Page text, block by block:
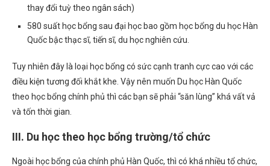
thay đổi tuỳ theo ngân sách)
580 suất học bổng sau đại học bao gồm học bổng du học Hàn
Quốc bậc thạc sĩ, tiến sĩ, du học nghiên cứu.
Tuy nhiên đây là loại học bổng có sức cạnh tranh cực cao với các
điều kiện tương đối khắt khe. Vậy nên muốn Du học Hàn Quốc
theo học bổng chính phủ thì các bạn sẽ phải “săn lùng” khá vất vả
và tốn thời gian.
III. Du học theo học bổng trường/tổ chức
Ngoài học bổng của chính phủ Hàn Quốc, thì có khá nhiều tổ chức,